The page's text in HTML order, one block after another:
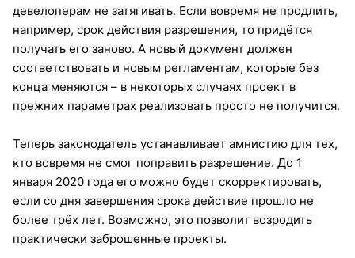
девелоперам не затягивать. Если вовремя не продлить,
например, срок действия разрешения, то придётся
получать его заново. А новый документ должен
соответствовать и новым регламентам, которые без
конца меняются – в некоторых случаях проект в
прежних параметрах реализовать просто не получится.
Теперь законодатель устанавливает амнистию для тех,
кто вовремя не смог поправить разрешение. До 1
января 2020 года его можно будет скорректировать,
если со дня завершения срока действие прошло не
более трёх лет. Возможно, это позволит возродить
практически заброшенные проекты.